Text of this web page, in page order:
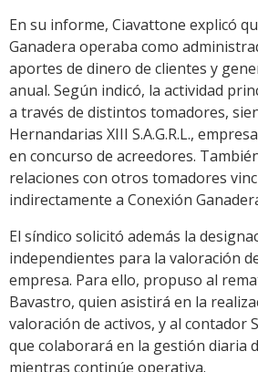
En su informe, Ciavattone explicó
Ganadera operaba como
aportes de dinero de clientes y
anual. Según indicó, la actividad
a través de distintos tomadores,
Hernandarias XIII S.A.G.R.L.,
en concurso de acreedores.
relaciones con otros tomadores
indirectamente a Conexión
El síndico solicitó además la
independientes para la valoración
empresa. Para ello, propuso al
Bavastro, quien asistirá en la
valoración de activos, y al contador
que colaborará en la gestión diaria
mientras continúe operativa.